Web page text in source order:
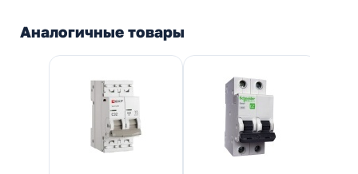
Аналогичные товары